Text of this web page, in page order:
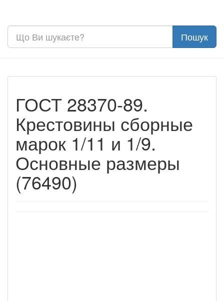
ГОСТ 28370-89.
Крестовины сборные
марок 1/11 и 1/9.
Основные размеры
(76490)